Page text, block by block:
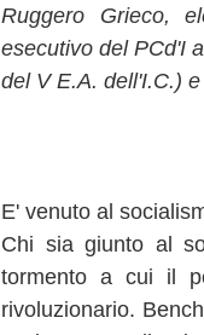
Ruggero Grieco,
esecutivo del PCd'I
del V E.A. dell'I.C.)
E' venuto al
Chi sia giunto al
tormento a cui il
rivoluzionario.